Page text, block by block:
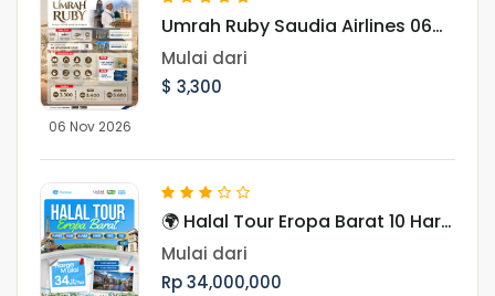
06 Nov 2026
Umrah Ruby Saudia Airlines 06
November 2026
Mulai dari
$ 3,300
🌍 Halal Tour Eropa Barat 10 Hari
Menjelajahi 7 Negara, Ikon Dunia,
dan Pesona Musim Gugur Eropa
Mulai dari
Rp 34,000,000